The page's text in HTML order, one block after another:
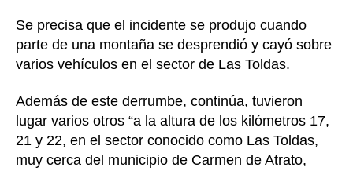
Se precisa que el incidente se produjo cuando
parte de una montaña se desprendió y cayó sobre
varios vehículos en el sector de Las Toldas.
Además de este derrumbe, continúa, tuvieron
lugar varios otros “a la altura de los kilómetros 17,
21 y 22, en el sector conocido como Las Toldas,
muy cerca del municipio de Carmen de Atrato,